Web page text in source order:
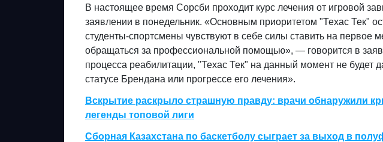
В настоящее время Сорсби проходит курс лечения от игровой
заявлении в понедельник. «Основным приоритетом "Техас Тек"
студенты-спортсмены чувствуют в себе силы ставить на первое
обращаться за профессиональной помощью», — говорится в
процесса реабилитации, "Техас Тек" на данный момент не будет
статусе Брендана или прогрессе его лечения».
Вскрытие раскрыло страшную правду: врачи обнаружили
легенды топовой лиги
Сборная Казахстана по баскетболу сыграет за выход в